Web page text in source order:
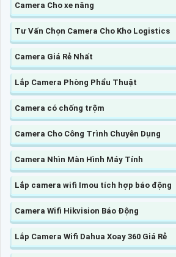
Camera Cho xe nâng
Tư Vấn Chọn Camera Cho Kho Logistics
Camera Giá Rẻ Nhất
Lắp Camera Phòng Phẩu Thuật
Camera có chống trộm
Camera Cho Công Trình Chuyên Dụng
Camera Nhìn Màn Hình Máy Tính
Lắp camera wifi Imou tích hợp báo động
Camera Wifi Hikvision Báo Động
Lắp Camera Wifi Dahua Xoay 360 Giá Rẻ